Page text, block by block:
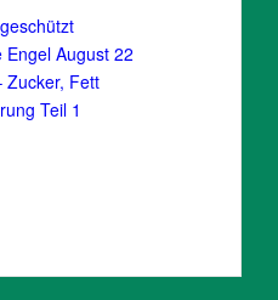
August 22
Zucker, Fett
Teil 1